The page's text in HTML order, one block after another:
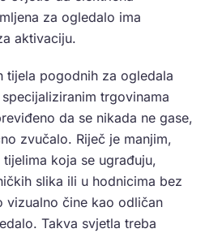
za ogledalo ima
aktivaciju.
tijela pogodnih za ogledala
trgovinama
da se nikada ne gase,
zvučalo. Riječ je manjim,
koja se ugrađuju,
slika ili u hodnicima bez
vizualno čine kao odličan
Takva svjetla treba